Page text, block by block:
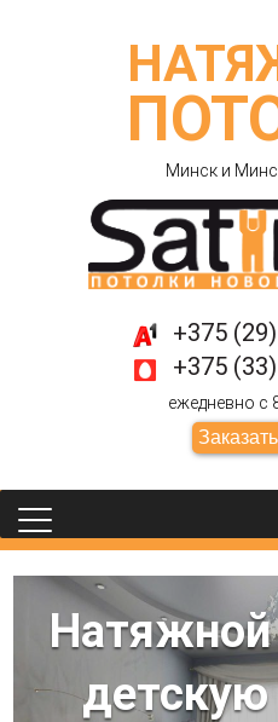
Минск и
+375
+375
ежедневно с
Натяжной